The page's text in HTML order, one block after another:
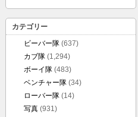
カテゴリー
ビーバー隊 (637)
カブ隊 (1,294)
ボーイ隊 (483)
ベンチャー隊 (34)
ローバー隊 (14)
写真 (931)